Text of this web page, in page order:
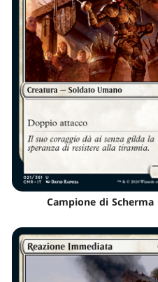
Campione di Scherma